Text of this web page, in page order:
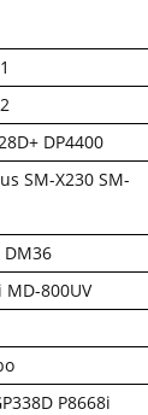
DP4400
SM-X230 SM-
DM36
800UV
P8668i